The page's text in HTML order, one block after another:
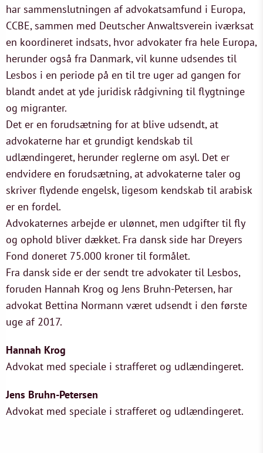
har sammenslutningen af advokatsamfund i Europa,
CCBE, sammen med Deutscher Anwaltsverein iværksat
en koordineret indsats, hvor advokater fra hele Europa,
herunder også fra Danmark, vil kunne udsendes til
Lesbos i en periode på en til tre uger ad gangen for
blandt andet at yde juridisk rådgivning til flygtninge
og migranter.
Det er en forudsætning for at blive udsendt, at
advokaterne har et grundigt kendskab til
udlændingeret, herunder reglerne om asyl. Det er
endvidere en forudsætning, at advokaterne taler og
skriver flydende engelsk, ligesom kendskab til arabisk
er en fordel.
Advokaternes arbejde er ulønnet, men udgifter til fly
og ophold bliver dækket. Fra dansk side har Dreyers
Fond doneret 75.000 kroner til formålet.
Fra dansk side er der sendt tre advokater til Lesbos,
foruden Hannah Krog og Jens Bruhn-Petersen, har
advokat Bettina Normann været udsendt i den første
uge af 2017.
Hannah Krog
Advokat med speciale i strafferet og udlændingeret.
Jens Bruhn-Petersen
Advokat med speciale i strafferet og udlændingeret.